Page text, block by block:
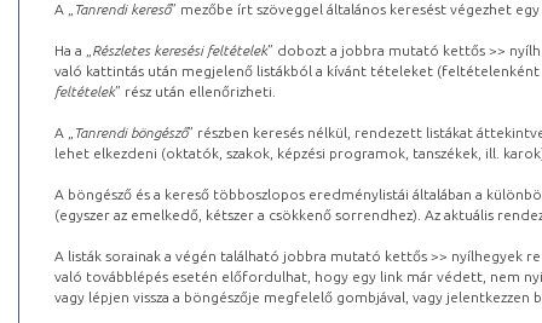
A „ Tanrendi kereső” mezőbe írt szöveggel általános keresést végezhet
Ha a „ Részletes keresési feltételek” dobozt a jobbra mutató kettős >>
való kattintás után megjelenő listákból a kívánt tételeket (feltételenként
feltételek” rész után ellenőrizheti.
A „ Tanrendi böngésző” részben keresés nélkül, rendezett listákat
lehet elkezdeni (oktatók, szakok, képzési programok, tanszékek, ill.
A böngésző és a kereső többoszlopos eredménylistái általában a
(egyszer az emelkedő, kétszer a csökkenő sorrendhez). Az aktuális
A listák sorainak a végén található jobbra mutató kettős >> nyílhegyek
való továbblépés esetén előfordulhat, hogy egy link már védett, nem
vagy lépjen vissza a böngészője megfelelő gombjával, vagy